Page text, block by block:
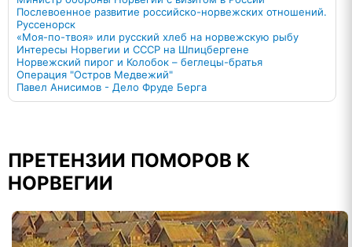
Послевоенное развитие российско-норвежских отношений.
Руссенорск
«Моя-по-твоя» или русский хлеб на норвежскую рыбу
Интересы Норвегии и СССР на Шпицбергене
Норвежский пирог и Колобок – беглецы-братья
Операция "Остров Медвежий"
Павел Анисимов - Дело Фруде Берга
ПРЕТЕНЗИИ ПОМОРОВ К
НОРВЕГИИ